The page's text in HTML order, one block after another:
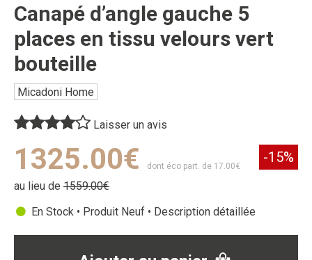
Canapé d’angle gauche 5
places en tissu velours vert
bouteille
Micadoni Home
Laisser un avis
-15%
1325.00€ dont éco part. de 17.00€
au lieu de 1559.00€
En Stock • Produit Neuf • Description détaillée